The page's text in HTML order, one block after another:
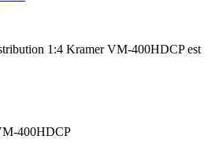
1:4 Kramer VM-400HDCP
400HDCP